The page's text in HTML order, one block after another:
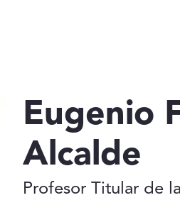
Eugenio
Alcalde
Profesor Titular de